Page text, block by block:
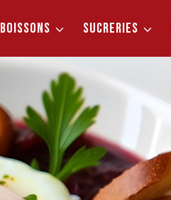
BOISSONS SUCRERIES